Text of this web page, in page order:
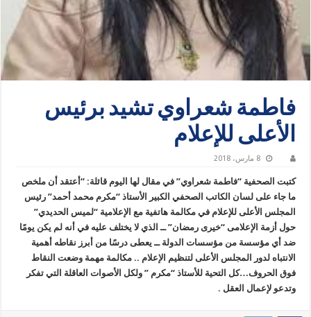
فاطمة شعراوي تشيد برئيس
الأعلى للإعلام
8 مارس، 2018
كتبت الصحفية “فاطمة شعراوي” في مقال لها اليوم قائلة: “أعتقد أن ملخص
ما جاء على لسان الكاتب الصحفي الكبير الأستاذ “مكرم محمد أحمد” رئيس
المجلس الأعلى للإعلام في مكالمة هاتفية مع الإعلامية “لميس الحديدي”
حول أزمة الإعلامى “خيرى رمضان” ــ الذي لا يختلف عليه في أنه لم يكن يومًا
ضد أي مؤسسة من مؤسسات الدولة ــ يعطى درسًا من أبرز نقاطه أهمية
الانتباه لدور المجلس الأعلى لتنظيم الإعلام .. مكالمة مهمة وضعت النقاط
فوق الحروف…كل التحية للأستاذ “مكرم ” ولكل الأصوات العاقلة التي تفكر
وتدعو لإعمال العقل .